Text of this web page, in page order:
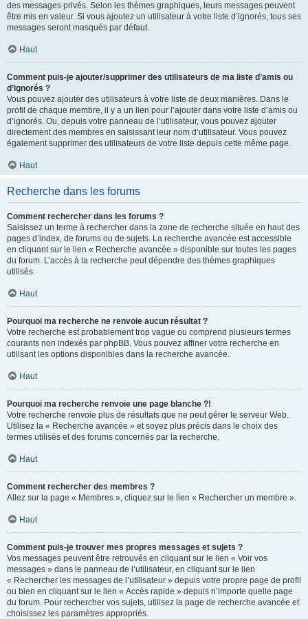
des messages privés. Selon les thèmes graphiques, leurs messages peuvent
être mis en valeur. Si vous ajoutez un utilisateur à votre liste d’ignorés, tous ses
messages seront masqués par défaut.
Haut
Comment puis-je ajouter/supprimer des utilisateurs de ma liste d’amis ou
d’ignorés ?
Vous pouvez ajouter des utilisateurs à votre liste de deux manières. Dans le
profil de chaque membre, il y a un lien pour l’ajouter dans votre liste d’amis ou
d’ignorés. Ou, depuis votre panneau de l’utilisateur, vous pouvez ajouter
directement des membres en saisissant leur nom d’utilisateur. Vous pouvez
également supprimer des utilisateurs de votre liste depuis cette même page.
Haut
Recherche dans les forums
Comment rechercher dans les forums ?
Saisissez un terme à rechercher dans la zone de recherche située en haut des
pages d’index, de forums ou de sujets. La recherche avancée est accessible
en cliquant sur le lien « Recherche avancée » disponible sur toutes les pages
du forum. L’accès à la recherche peut dépendre des thèmes graphiques
utilisés.
Haut
Pourquoi ma recherche ne renvoie aucun résultat ?
Votre recherche est probablement trop vague ou comprend plusieurs termes
courants non indexés par phpBB. Vous pouvez affiner votre recherche en
utilisant les options disponibles dans la recherche avancée.
Haut
Pourquoi ma recherche renvoie une page blanche ?!
Votre recherche renvoie plus de résultats que ne peut gérer le serveur Web.
Utilisez la « Recherche avancée » et soyez plus précis dans le choix des
termes utilisés et des forums concernés par la recherche.
Haut
Comment rechercher des membres ?
Allez sur la page « Membres », cliquez sur le lien « Rechercher un membre ».
Haut
Comment puis-je trouver mes propres messages et sujets ?
Vos messages peuvent être retrouvés en cliquant sur le lien « Voir vos
messages » dans le panneau de l’utilisateur, en cliquant sur le lien
« Rechercher les messages de l’utilisateur » depuis votre propre page de profil
ou bien en cliquant sur le lien « Accès rapide » depuis n’importe quelle page
du forum. Pour rechercher vos sujets, utilisez la page de recherche avancée et
choisissez les paramètres appropriés.